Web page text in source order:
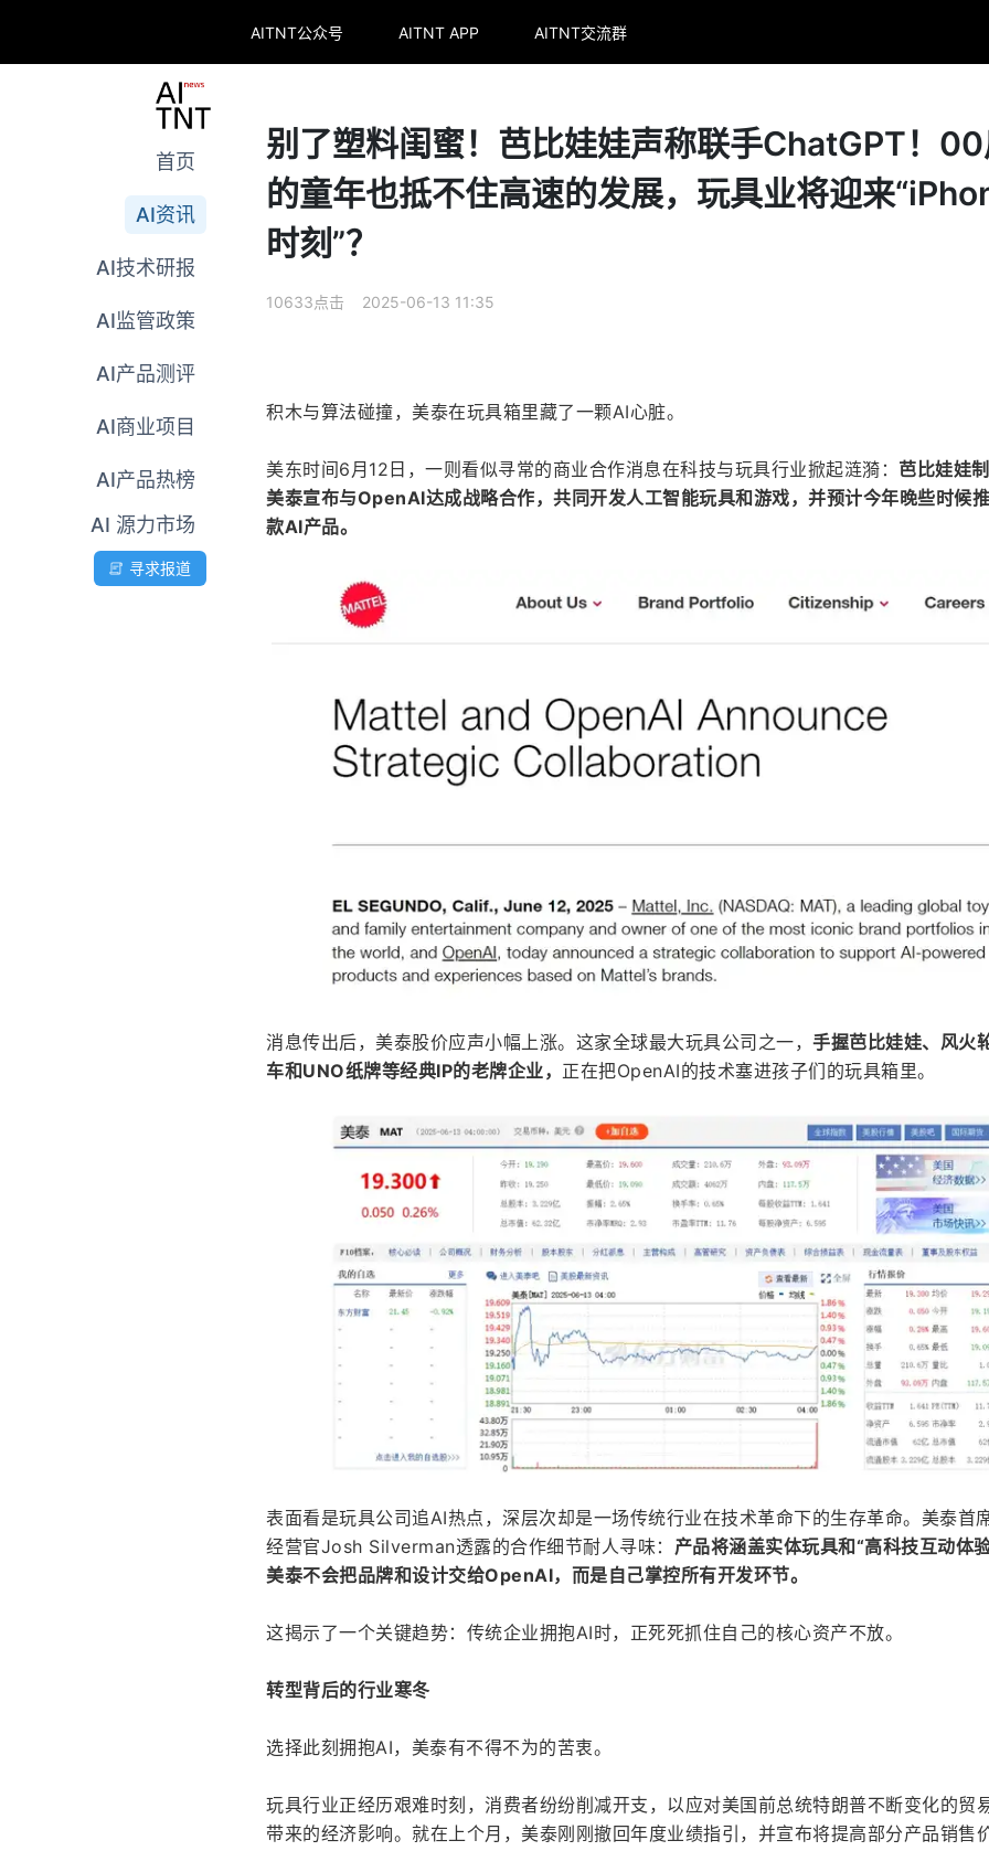
AITNT公众号 AITNT APP AITNT交流群
首页
AI资讯
AI技术研报
AI监管政策
AI产品测评
AI商业项目
AI产品热榜
AI 源力市场
寻求报道
别了塑料闺蜜！芭比娃娃声称联手ChatGPT！
的童年也抵不住高速的发展，玩具业将迎来
时刻”？
10633点击 2025-06-13 11:35
积木与算法碰撞，美泰在玩具箱里藏了一颗AI心脏。
美东时间6月12日，一则看似寻常的商业合作消息在科技与玩具行业掀起涟漪： 芭比娃娃
美泰宣布与OpenAI达成战略合作，共同开发人工智能玩具和游戏，并预计今年晚些时候
款AI产品。
消息传出后，美泰股价应声小幅上涨。这家全球最大玩具公司之一， 手握芭比娃娃、风火
车和UNO纸牌等经典IP的老牌企业， 正在把OpenAI的技术塞进孩子们的玩具箱里。
表面看是玩具公司追AI热点，深层次却是一场传统行业在技术革命下的生存革命。美泰首
经营官Josh Silverman透露的合作细节耐人寻味： 产品将涵盖实体玩具和“高科技互动体
美泰不会把品牌和设计交给OpenAI，而是自己掌控所有开发环节。
这揭示了一个关键趋势：传统企业拥抱AI时，正死死抓住自己的核心资产不放。
转型背后的行业寒冬
选择此刻拥抱AI，美泰有不得不为的苦衷。
玩具行业正经历艰难时刻，消费者纷纷削减开支，以应对美国前总统特朗普不断变化的贸
带来的经济影响。就在上个月，美泰刚刚撤回年度业绩指引，并宣布将提高部分产品销售